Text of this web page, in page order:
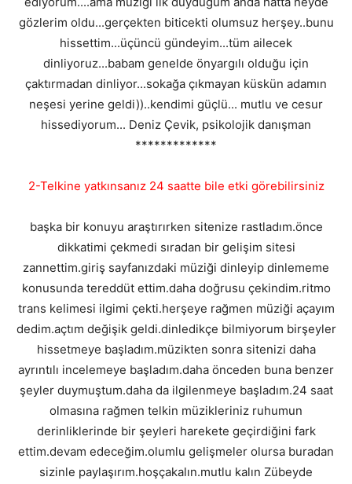
gözlerim oldu...gerçekten biticekti olumsuz herşey..bunu
hissettim...üçüncü gündeyim...tüm ailecek
dinliyoruz...babam genelde önyargılı olduğu için
çaktırmadan dinliyor...sokağa çıkmayan küskün adamın
neşesi yerine geldi))..kendimi güçlü... mutlu ve cesur
hissediyorum... Deniz Çevik, psikolojik danışman
*************
2-Telkine yatkınsanız 24 saatte bile etki görebilirsiniz
başka bir konuyu araştırırken sitenize rastladım.önce
dikkatimi çekmedi sıradan bir gelişim sitesi
zannettim.giriş sayfanızdaki müziği dinleyip dinlememe
konusunda tereddüt ettim.daha doğrusu çekindim.ritmo
trans kelimesi ilgimi çekti.herşeye rağmen müziği açayım
dedim.açtım değişik geldi.dinledikçe bilmiyorum birşeyler
hissetmeye başladım.müzikten sonra sitenizi daha
ayrıntılı incelemeye başladım.daha önceden buna benzer
şeyler duymuştum.daha da ilgilenmeye başladım.24 saat
olmasına rağmen telkin müzikleriniz ruhumun
derinliklerinde bir şeyleri harekete geçirdiğini fark
ettim.devam edeceğim.olumlu gelişmeler olursa buradan
sizinle paylaşırım.hoşçakalın.mutlu kalın Zübeyde